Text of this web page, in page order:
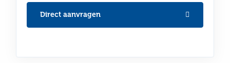
Direct aanvragen